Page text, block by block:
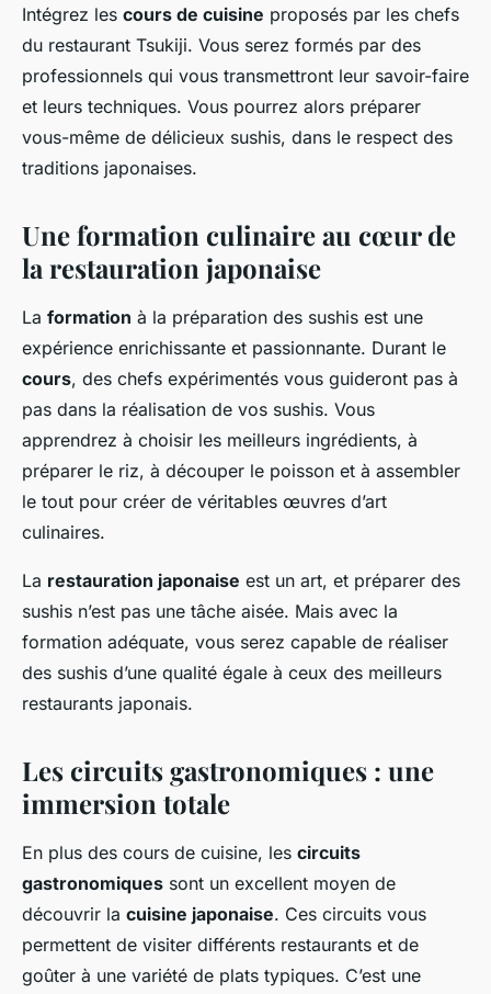
Intégrez les cours de cuisine proposés par les chefs
du restaurant Tsukiji. Vous serez formés par des
professionnels qui vous transmettront leur savoir-faire
et leurs techniques. Vous pourrez alors préparer
vous-même de délicieux sushis, dans le respect des
traditions japonaises.
Une formation culinaire au cœur de
la restauration japonaise
La formation à la préparation des sushis est une
expérience enrichissante et passionnante. Durant le
cours, des chefs expérimentés vous guideront pas à
pas dans la réalisation de vos sushis. Vous
apprendrez à choisir les meilleurs ingrédients, à
préparer le riz, à découper le poisson et à assembler
le tout pour créer de véritables œuvres d’art
culinaires.
La restauration japonaise est un art, et préparer des
sushis n’est pas une tâche aisée. Mais avec la
formation adéquate, vous serez capable de réaliser
des sushis d’une qualité égale à ceux des meilleurs
restaurants japonais.
Les circuits gastronomiques : une
immersion totale
En plus des cours de cuisine, les circuits
gastronomiques sont un excellent moyen de
découvrir la cuisine japonaise. Ces circuits vous
permettent de visiter différents restaurants et de
goûter à une variété de plats typiques. C’est une